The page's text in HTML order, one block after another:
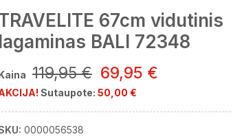
67cm vidutinis
lagaminas BALI 72348
119,95 € 69,95 €
Sutaupote: 50,00 €
0000056538